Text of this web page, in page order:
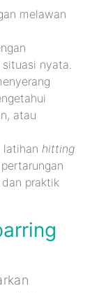
melawan
nyata.
atau
latihan hitting
praktik